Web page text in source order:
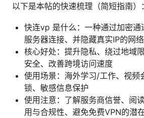
以下是本帖的快速梳理（简短指南）：
快连vp 是什么：一种通过加密通
服务器连接、并隐藏真实IP的网
核心好处：提升隐私、绕过地域
安全、改善跨境访问速度
使用场景：海外学习/工作、视频
锁、敏感信息保护
使用注意：了解服务商信誉、阅
用与合规性、避免免费VPN的潜